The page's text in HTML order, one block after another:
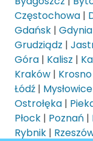
Częstochowa |
Gdańsk | Gdynia
Grudziądz |
Góra | Kalisz |
Kraków | Krosno
Łódź | Mysłowice
Ostrołęka |
Płock | Poznań |
Rybnik |